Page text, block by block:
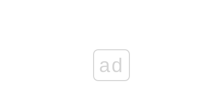
ad